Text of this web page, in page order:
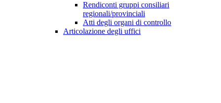
Rendiconti gruppi consiliari
regionali/provinciali
Atti degli organi di controllo
Articolazione degli uffici